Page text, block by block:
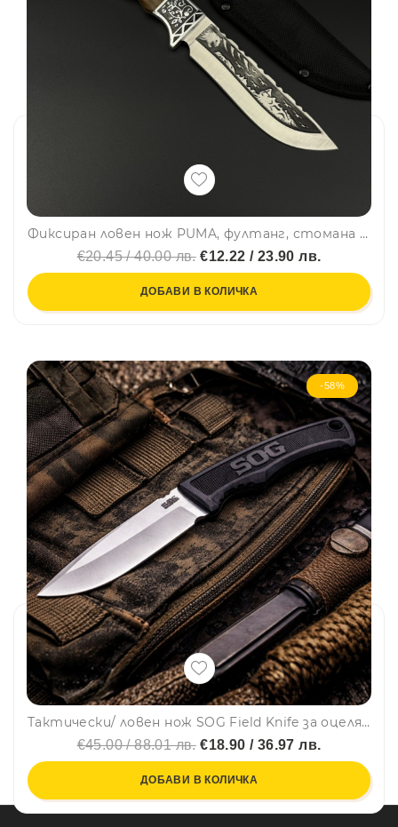
Фиксиран ловен нож PUMA, фултанг, стомана 65х13, гравирано острие и гард, дръжка орех, кания карбон-текстил
€20.45 / 40.00 лв.€12.22 / 23.90 лв.
ДОБАВИ В КОЛИЧКА
-58%
Тактически/ ловен нож SOG Field Knife за оцеляване, стомана 7Cr17MoV, тактическа кания, с помел за чупене на стъкла
€45.00 / 88.01 лв.€18.90 / 36.97 лв.
ДОБАВИ В КОЛИЧКА